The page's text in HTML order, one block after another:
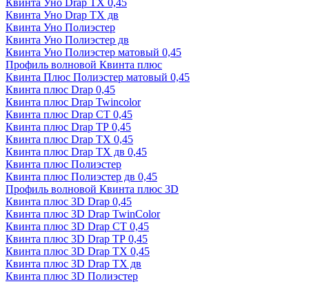
Квинта Уно Drap ТХ 0,45
Квинта Уно Drap ТХ дв
Квинта Уно Полиэстер
Квинта Уно Полиэстер дв
Квинта Уно Полиэстер матовый 0,45
Профиль волновой Квинта плюс
Квинта Плюс Полиэстер матовый 0,45
Квинта плюс Drap 0,45
Квинта плюс Drap Twincolor
Квинта плюс Drap СТ 0,45
Квинта плюс Drap ТР 0,45
Квинта плюс Drap ТХ 0,45
Квинта плюс Drap ТХ дв 0,45
Квинта плюс Полиэстер
Квинта плюс Полиэстер дв 0,45
Профиль волновой Квинта плюс 3D
Квинта плюс 3D Drap 0,45
Квинта плюс 3D Drap TwinColor
Квинта плюс 3D Drap СТ 0,45
Квинта плюс 3D Drap ТР 0,45
Квинта плюс 3D Drap ТХ 0,45
Квинта плюс 3D Drap ТХ дв
Квинта плюс 3D Полиэстер